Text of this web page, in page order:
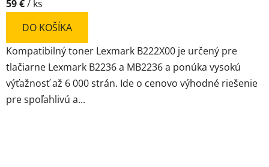
59 €/ ks
DO KOŠÍKA
Kompatibilný toner Lexmark B222X00 je určený pre
tlačiarne Lexmark B2236 a MB2236 a ponúka vysokú
výťažnosť až 6 000 strán. Ide o cenovo výhodné riešenie
pre spoľahlivú a...